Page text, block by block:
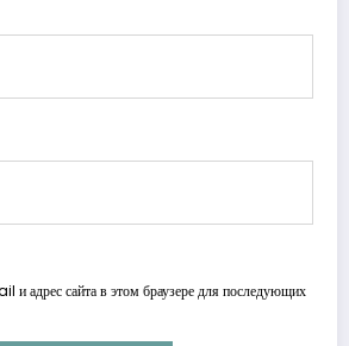
и адрес сайта в этом браузере для последующих